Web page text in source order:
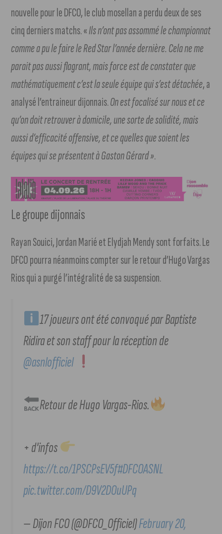
nouvelle pour le DFCO, le club mosellan a perdu deux de ses
cinq derniers matchs. «Ils n’ont pas assommé le championnat
comme a pu le faire le Red Star l’année dernière. Cela ne me
parait pas aussi flagrant, mais force est de constater que
mathématiquement c’est la seule équipe qui s’est détachée, a
analysé l’entraineur dijonnais.On est focalisé sur nous et ce
qu’on doit retrouver à domicile, une sorte de solidité, mais
aussi d’efficacité offensive, et ce quelles que soient les
équipes qui se présentent à Gaston Gérard ».
Le groupe dijonnais
Rayan Souici, Jordan Marié et Elydjah Mendy sont forfaits. Le
DFCO pourra néanmoins compter sur le retour d’Hugo Vargas
Rios qui a purgé l’intégralité de sa suspension.
17 joueurs ont été convoqué par Baptiste
Ridira et son staff pour la réception de
@asnlofficiel
Retour de Hugo Vargas-Rios.
+ d'infos
https://t.co/1PSCPsEV5f#DFCOASNL
pic.twitter.com/D9V2DOuUPq
— Dijon FCO (@DFCO_Officiel)February 20,